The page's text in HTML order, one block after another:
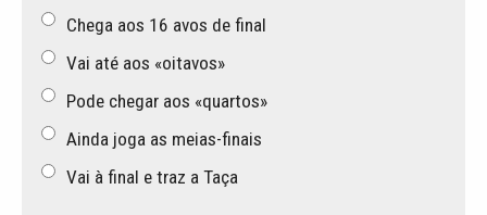
Chega aos 16 avos de final
Vai até aos «oitavos»
Pode chegar aos «quartos»
Ainda joga as meias-finais
Vai à final e traz a Taça